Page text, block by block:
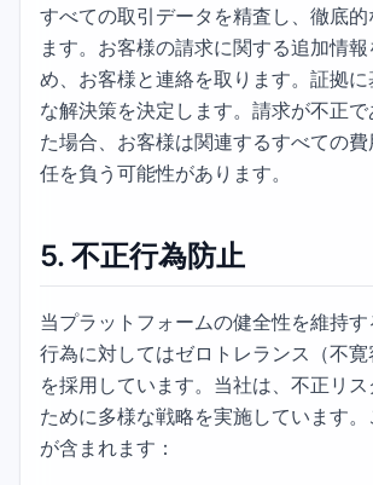
すべての取引データを精査し、徹底
ます。お客様の請求に関する追加情
め、お客様と連絡を取ります。証拠
な解決策を決定します。請求が不正
た場合、お客様は関連するすべての
任を負う可能性があります。
5. 不正行為防止
当プラットフォームの健全性を維持
行為に対してはゼロトレランス（不
を採用しています。当社は、不正リ
ために多様な戦略を実施しています
が含まれます：